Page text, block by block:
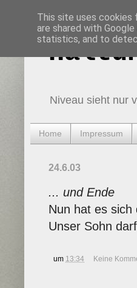
Niveau sieht nur
Home Impressum
24.6.03
... und Ende
Nun hat es sich
Unser Sohn
um 13:34 Keine
This site uses cookies
are shared with
statistics, and to